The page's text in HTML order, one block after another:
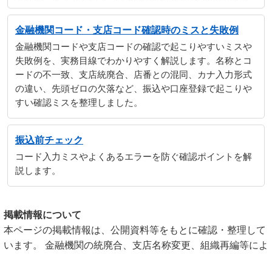
金融機関コード・支店コード確認時のミスと失敗例
金融機関コードや支店コードの確認で起こりやすいミスや
失敗例を、実務目線でわかりやすく解説します。名称とコ
ードの不一致、支店統廃合、店番との混同、カナ入力形式
の違い、先頭ゼロの欠落など、振込や口座登録で起こりや
すい確認ミスを整理しました。
振込前チェック
コード入力ミスやよくあるエラーを防ぐ確認ポイントを解
説します。
掲載情報について
本ページの掲載情報は、公開資料等をもとに確認・整理して
います。 金融機関の統廃合、支店名称変更、組織再編等によ